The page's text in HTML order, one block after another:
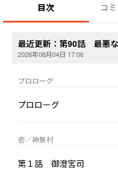
と目を見つめてきて、監視
たらいいのか分からない、
目次 コ
最近更新： 第90話 最悪
2026年08月04日 17:06
プロローグ
プロローグ
壱／神無村
第１話 御澄宮司